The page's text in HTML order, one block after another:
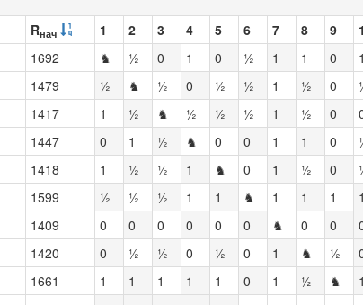
Rнач 1 2 3 4 5 6 7 8 9
1692 ♞ ½ 0 1 0 ½ 1 1 0 1
1479 ½ ♞ ½ 0 ½ ½ 1 ½ 0
1417 1 ½ ♞ ½ ½ ½ 1 ½ 0
1447 0 1 ½ ♞ 0 0 1 1 0
1418 1 ½ ½ 1 ♞ 0 1 ½ 0
1599 ½ ½ ½ 1 1 ♞ 1 1 1 1
1409 0 0 0 0 0 0 ♞ 0 0
1420 0 ½ ½ 0 ½ 0 1 ♞ ½
1661 1 1 1 1 1 0 1 ½ ♞ 1